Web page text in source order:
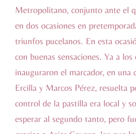
Metropolitano, conjunto ante el
en dos ocasiones en
triunfos pucelanos. En esta
con buenas sensaciones. Ya a
inauguraron el marcador, en
Ercilla y Marcos Pérez, resuelta
control de la pastilla era local y
esperar al segundo tanto, pero